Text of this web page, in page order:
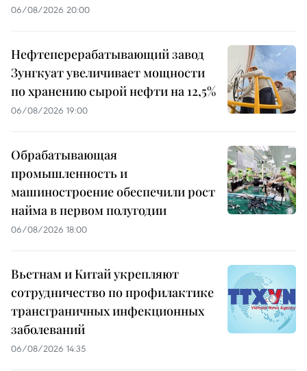
06/08/2026 20:00
Нефтеперерабатывающий завод
Зунгкуат увеличивает мощности
по хранению сырой нефти на 12,5%
06/08/2026 19:00
Обрабатывающая
промышленность и
машиностроение обеспечили рост
найма в первом полугодии
06/08/2026 18:00
Вьетнам и Китай укрепляют
сотрудничество по профилактике
трансграничных инфекционных
заболеваний
06/08/2026 14:35